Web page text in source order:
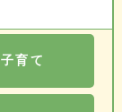
子育て